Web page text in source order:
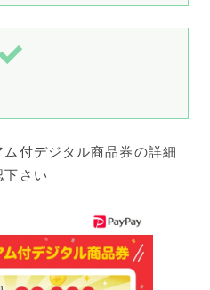
付デジタル商品券の詳細
下さい